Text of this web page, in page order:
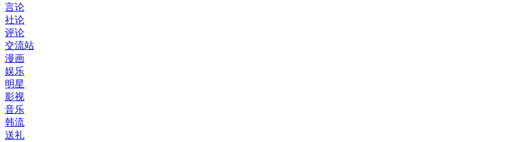
言论
社论
评论
交流站
漫画
娱乐
明星
影视
音乐
韩流
送礼